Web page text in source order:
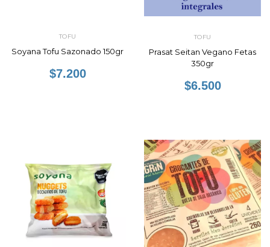
TOFU
Soyana Tofu Sazonado 150gr
$7.200
TOFU
Prasat Seitan Vegano Fetas
350gr
$6.500